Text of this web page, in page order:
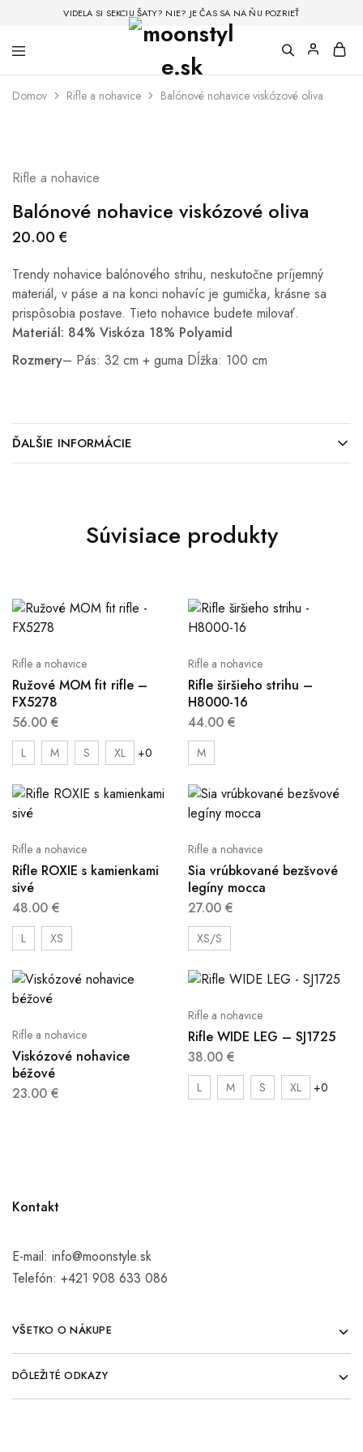
VIDELA SI SEKCIU ŠATY? NIE? JE ČAS SA NA ŇU POZRIEŤ
Domov Rifle a nohavice Balónové nohavice viskózové oliva
Rifle a nohavice
Balónové nohavice viskózové oliva
20.00 €
Trendy nohavice balónového strihu, neskutočne príjemný
materiál, v páse a na konci nohavíc je gumička, krásne sa
prispôsobia postave. Tieto nohavice budete milovať.
Materiál: 84% Viskóza 18% Polyamid
Rozmery– Pás: 32 cm + guma Dĺžka: 100 cm
ĎALŠIE INFORMÁCIE
Súvisiace produkty
Rifle a nohavice
Ružové MOM fit rifle –
FX5278
56.00 €
L M S XL +0
Rifle a nohavice
Rifle širšieho strihu –
H8000-16
44.00 €
M
Rifle a nohavice
Rifle ROXIE s kamienkami
sivé
48.00 €
L XS
Rifle a nohavice
Sia vrúbkované bezšvové
legíny mocca
27.00 €
XS/S
Rifle a nohavice
Viskózové nohavice
béžové
23.00 €
Rifle a nohavice
Rifle WIDE LEG – SJ1725
38.00 €
L M S XL +0
Kontakt
E-mail: info@moonstyle.sk
Telefón: +421 908 633 086
VŠETKO O NÁKUPE
DÔLEŽITÉ ODKAZY